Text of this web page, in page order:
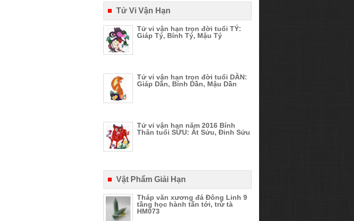
Tử Vi Vận Hạn
Tử vi vận hạn trọn đời tuổi TÝ:
Giáp Tý, Bính Tý, Mậu Tý
Tử vi vận hạn trọn đời tuổi DẦN:
Giáp Dần, Bính Dần, Mậu Dần
Tử vi vận hạn năm 2016 Bính
Thân tuổi SỬU: Ất Sửu, Đinh Sửu
Vật Phẩm Giải Hạn
Tháp văn xương đá Đông Linh 9
tầng học hành tấn tới, trừ tà
HM073